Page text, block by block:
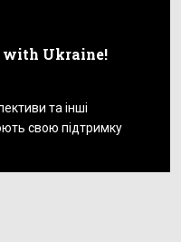
with Ukraine!
та інші
свою підтримку